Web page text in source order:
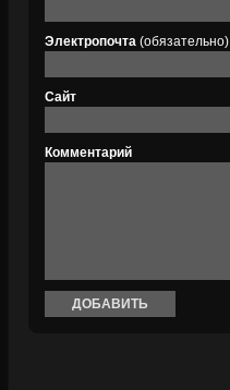
Электропочта (обязательно)
Сайт
Комментарий